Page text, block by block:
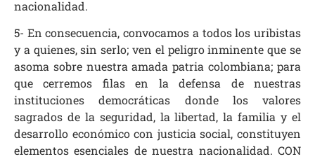
nacionalidad.
5- En consecuencia, convocamos a todos los uribistas
y a quienes, sin serlo; ven el peligro inminente que se
asoma sobre nuestra amada patria colombiana; para
que cerremos filas en la defensa de nuestras
instituciones democráticas donde los valores
sagrados de la seguridad, la libertad, la familia y el
desarrollo económico con justicia social, constituyen
elementos esenciales de nuestra nacionalidad. CON